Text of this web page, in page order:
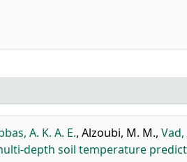
A. K. A. E., Alzoubi, M. M., Vad,
depth soil temperature